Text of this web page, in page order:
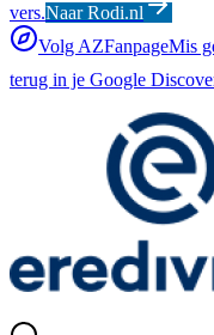
vers.Naar Rodi.nl
Volg AZFanpageMis
terug in je Google